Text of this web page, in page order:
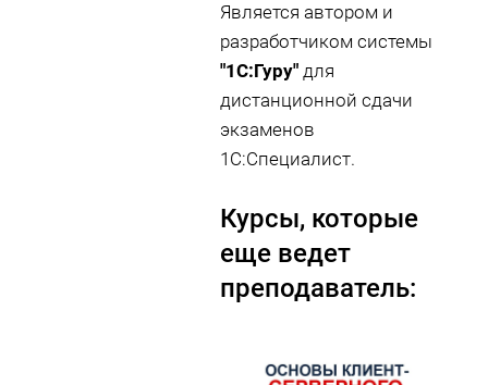
Является автором и
разработчиком системы
"1С:Гуру"для
дистанционной сдачи
экзаменов
1С:Специалист.
Курсы, которые
еще ведет
преподаватель: